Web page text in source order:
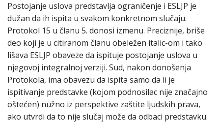
Postojanje uslova predstavlja ograničenje i ESLJP je
dužan da ih ispita u svakom konkretnom slučaju.
Protokol 15 u članu 5. donosi izmenu. Preciznije, briše
deo koji je u citiranom članu obeležen italic-om i tako
lišava ESLJP obaveze da ispituje postojanje uslova u
njegovoj integralnoj verziji. Sud, nakon donošenja
Protokola, ima obavezu da ispita samo da li je
ispitivanje predstavke (kojom podnosilac nije značajno
oštećen) nužno iz perspektive zaštite ljudskih prava,
ako utvrdi da to nije slučaj može da odbaci predstavku.